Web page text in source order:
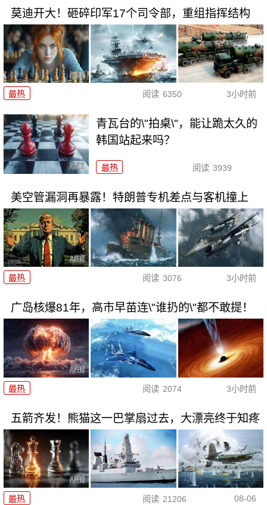
莫迪开大！砸碎印军17个司令部，重组指挥结构
最热 阅读 6350 3小时前
青瓦台的\"拍桌\"，能让跪太久的
韩国站起来吗？
最热 阅读 3939
美空管漏洞再暴露！特朗普专机差点与客机撞上
最热 阅读 3076 3小时前
广岛核爆81年，高市早苗连\"谁扔的\"都不敢提！
最热 阅读 2074 3小时前
五箭齐发！熊猫这一巴掌扇过去，大漂亮终于知疼
最热 阅读 21206 08-06